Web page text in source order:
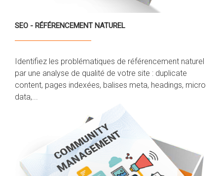
SEO - RÉFÉRENCEMENT NATUREL
Identifiez les problématiques de référencement naturel
par une analyse de qualité de votre site : duplicate
content, pages indexées, balises meta, headings, micro
data,...